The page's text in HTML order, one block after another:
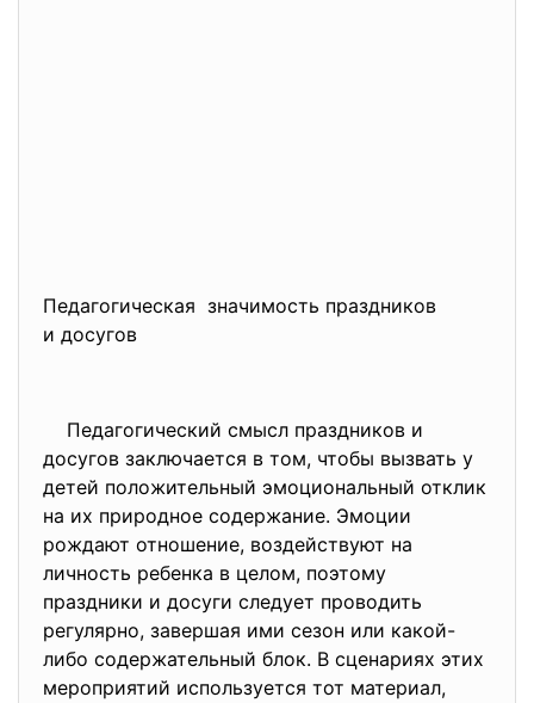
Педагогическая значимость праздников
и досугов
Педагогический смысл праздников и
досугов заключается в том, чтобы вызвать у
детей положительный эмоциональный отклик
на их природное содержание. Эмоции
рождают отношение, воздействуют на
личность ребенка в целом, поэтому
праздники и досуги следует проводить
регулярно, завершая ими сезон или какой-
либо содержательный блок. В сценариях этих
мероприятий используется тот материал,